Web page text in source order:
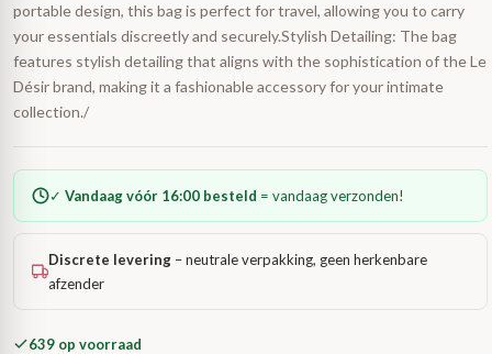
portable design, this bag is perfect for travel, allowing you to carry
your essentials discreetly and securely.Stylish Detailing: The bag
features stylish detailing that aligns with the sophistication of the Le
Désir brand, making it a fashionable accessory for your intimate
collection./
✓ Vandaag vóór 16:00 besteld = vandaag verzonden!
Discrete levering – neutrale verpakking, geen herkenbare
afzender
639 op voorraad